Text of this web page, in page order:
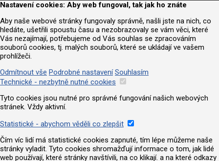
Nastavení cookies: Aby web fungoval, tak jak ho znáte
Aby naše webové stránky fungovaly správně, našli jste na nich, co
hledáte, ušetřili spoustu času a nezobrazovaly se vám věci, které
Vás nezajímají, potřebujeme od Vás souhlas se zpracováním
souborů cookies, tj. malých souborů, které se ukládají ve vašem
prohlížeči.
Odmítnout vše Podrobné nastavení Souhlasím
Technické - nezbytně nutné cookies
Tyto cookies jsou nutné pro správné fungování našich webových
stránek. Vždy aktivní.
Statistické - abychom věděli co zlepšit
Čím víc lidí má statistické cookies zapnuté, tím lépe můžeme naše
stránky vyladit. Tyto cookies shromažďují informace o tom, jak lidé
web používají, které stránky navštívili, na co klikají. a na které odkazy